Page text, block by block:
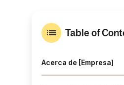
Table of
Acerca de [Empresa]